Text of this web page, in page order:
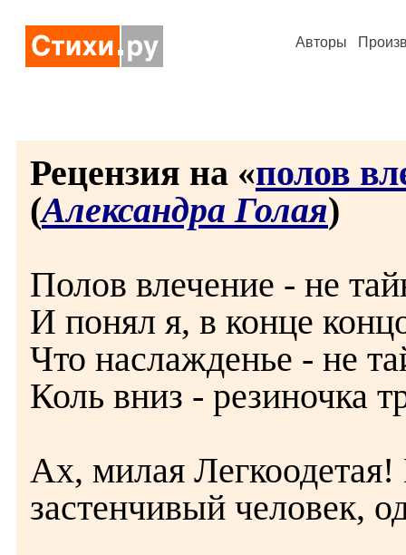
Авторы
Рецензия на «полов
(Александра Голая)
Полов влечение - не
И понял я, в конце
Что наслажденье - не
Коль вниз - резиночка
Ах, милая
застенчивый человек,